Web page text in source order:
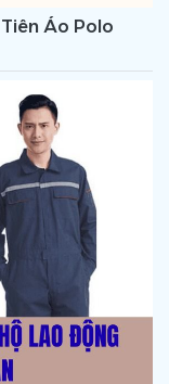
Áo Polo